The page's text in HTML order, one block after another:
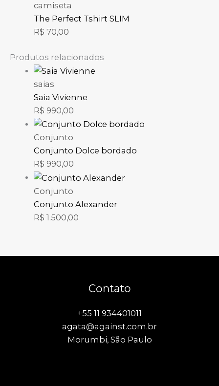
camiseta
The Perfect Tshirt SLIM
R$ 70,00
Produtos relacionados
saias
Saia Vivienne
R$ 990,00
Conjunto
Conjunto Dolce bordado
R$ 990,00
Conjunto
Conjunto Alexander
R$ 1.500,00
Contato
+55 11 934401011
agata@against.com.br
Morumbi, São Paulo